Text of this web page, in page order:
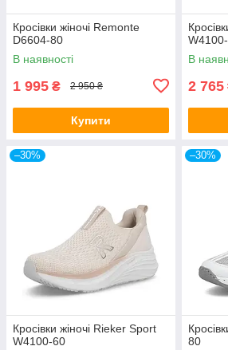
Кросівки жіночі Remonte
D6604-80
В наявності
1 995 ₴ 2 950 ₴
Купити
В
2 765
–30%
Кросівки жіночі Rieker Sport
W4100-60
–30%
80